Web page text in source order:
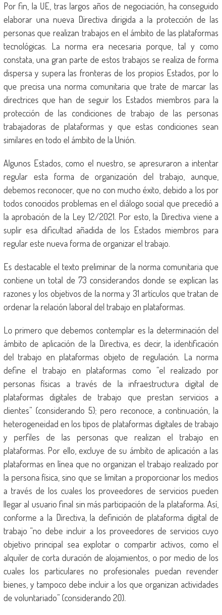
Por fin, la UE, tras largos años de negociación, ha conseguido
elaborar una nueva Directiva dirigida a la protección de las
personas que realizan trabajos en el ámbito de las plataformas
tecnológicas. La norma era necesaria porque, tal y como
constata, una gran parte de estos trabajos se realiza de forma
dispersa y supera las fronteras de los propios Estados, por lo
que precisa una norma comunitaria que trate de marcar las
directrices que han de seguir los Estados miembros para la
protección de las condiciones de trabajo de las personas
trabajadoras de plataformas y que estas condiciones sean
similares en todo el ámbito de la Unión.
Algunos Estados, como el nuestro, se apresuraron a intentar
regular esta forma de organización del trabajo, aunque,
debemos reconocer, que no con mucho éxito, debido a los por
todos conocidos problemas en el diálogo social que precedió a
la aprobación de la Ley 12/2021. Por esto, la Directiva viene a
suplir esa dificultad añadida de los Estados miembros para
regular este nueva forma de organizar el trabajo.
Es destacable el texto preliminar de la norma comunitaria que
contiene un total de 73 considerandos donde se explican las
razones y los objetivos de la norma y 31 artículos que tratan de
ordenar la relación laboral del trabajo en plataformas.
Lo primero que debemos contemplar es la determinación del
ámbito de aplicación de la Directiva, es decir, la identificación
del trabajo en plataformas objeto de regulación. La norma
define el trabajo en plataformas como “el realizado por
personas físicas a través de la infraestructura digital de
plataformas digitales de trabajo que prestan servicios a
clientes” (considerando 5); pero reconoce, a continuación, la
heterogeneidad en los tipos de plataformas digitales de trabajo
y perfiles de las personas que realizan el trabajo en
plataformas. Por ello, excluye de su ámbito de aplicación a las
plataformas en línea que no organizan el trabajo realizado por
la persona física, sino que se limitan a proporcionar los medios
a través de los cuales los proveedores de servicios pueden
llegar al usuario final sin más participación de la plataforma. Así,
conforme a la Directiva, la definición de plataforma digital de
trabajo “no debe incluir a los proveedores de servicios cuyo
objetivo principal sea explotar o compartir activos, como el
alquiler de corta duración de alojamientos, o por medio de los
cuales los particulares no profesionales puedan revender
bienes, y tampoco debe incluir a los que organizan actividades
de voluntariado” (considerando 20).